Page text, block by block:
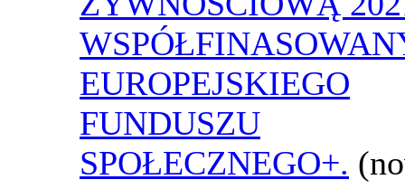
EUROPEJSKIEGO
FUNDUSZU
SPOŁECZNEGO+.